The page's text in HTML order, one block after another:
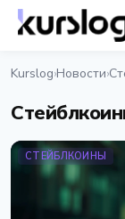
Kurslog›Новости›
СТЕЙБЛКОИНЫ